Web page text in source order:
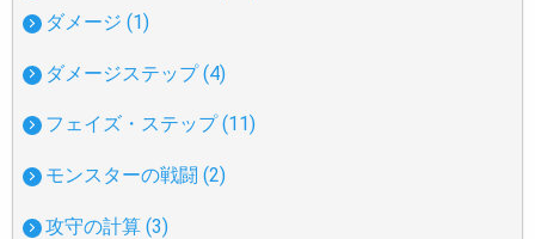
ダメージ (1)
ダメージステップ (4)
フェイズ・ステップ (11)
モンスターの戦闘 (2)
攻守の計算 (3)